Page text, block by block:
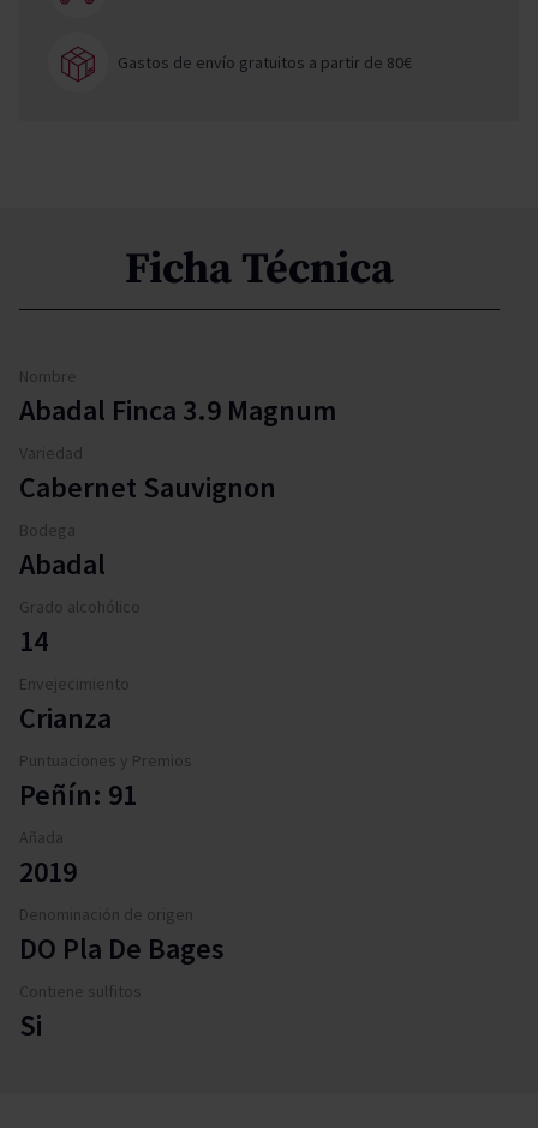
Gastos de envío gratuitos a partir de 80€
Ficha Técnica
Nombre
Abadal Finca 3.9 Magnum
Variedad
Cabernet Sauvignon
Bodega
Abadal
Grado alcohólico
14
Envejecimiento
Crianza
Puntuaciones y Premios
Peñín: 91
Añada
2019
Denominación de origen
DO Pla De Bages
Contiene sulfitos
Si